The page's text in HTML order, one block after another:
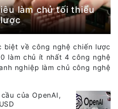
làm chủ tối thiểu
biệt về công nghệ chiến lược
làm chủ ít nhất 4 công nghệ
nghiệp làm chủ công nghệ
của OpenAI,